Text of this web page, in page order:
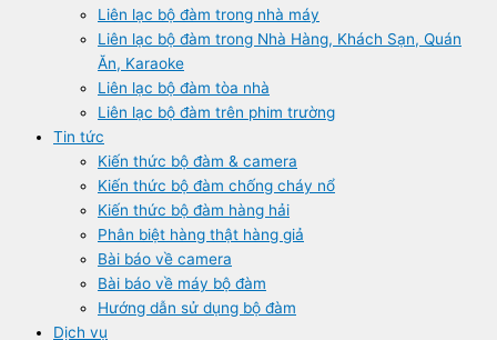
Liên lạc bộ đàm trong nhà máy
Liên lạc bộ đàm trong Nhà Hàng, Khách Sạn, Quán
Ăn, Karaoke
Liên lạc bộ đàm tòa nhà
Liên lạc bộ đàm trên phim trường
Tin tức
Kiến thức bộ đàm & camera
Kiến thức bộ đàm chống cháy nổ
Kiến thức bộ đàm hàng hải
Phân biệt hàng thật hàng giả
Bài báo về camera
Bài báo về máy bộ đàm
Hướng dẫn sử dụng bộ đàm
Dịch vụ